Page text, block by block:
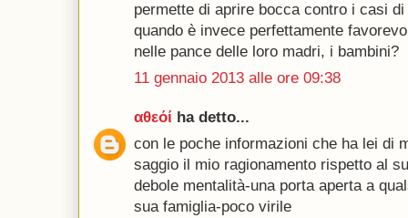
permette di aprire bocca contro i casi
quando è invece perfettamente
nelle pance delle loro madri, i bambini?
11 gennaio 2013 alle ore 09:38
αθεόί ha detto...
con le poche informazioni che ha lei di
saggio il mio ragionamento rispetto al
debole mentalità-una porta aperta a
sua famiglia-poco virile